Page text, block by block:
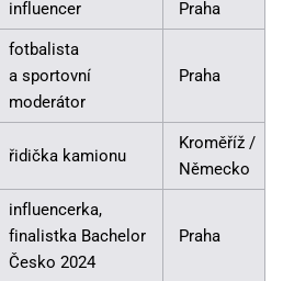
influencer Praha
fotbalista
a sportovní
moderátor
Praha
řidička kamionu
Kroměříž /
Německo
influencerka,
finalistka Bachelor
Česko 2024
Praha